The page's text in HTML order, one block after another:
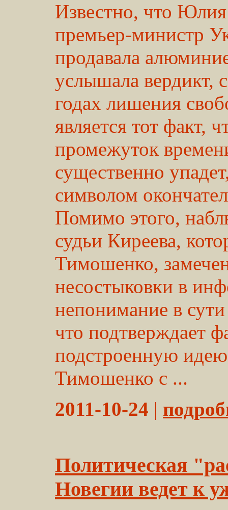
Известно, что
премьер-министр
продавала
услышала
годах лишения
является тот факт,
промежуток
существенно
символом
Помимо этого,
судьи Киреева,
Тимошенко,
несостыковки в
непонимание в
что подтверждает
подстроенную
Тимошенко с ...
2011-10-24 |
Политическая
Новегии ведет к